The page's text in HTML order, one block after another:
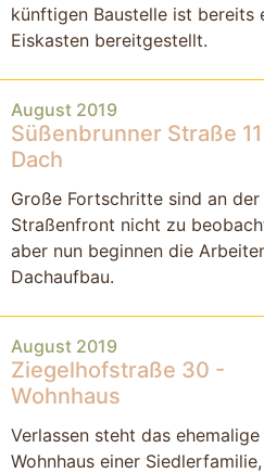
künftigen Baustelle ist bereits
Eiskasten bereitgestellt.
August 2019
Süßenbrunner Straße
Dach
Große Fortschritte sind an der
Straßenfront nicht zu
aber nun beginnen die
Dachaufbau.
August 2019
Ziegelhofstraße 30 -
Wohnhaus
Verlassen steht das ehemalige
Wohnhaus einer